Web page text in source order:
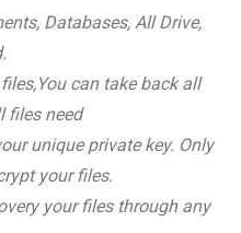
Databases, All Drive,
can take back all
files need
unique private key. Only
your files.
your files through any